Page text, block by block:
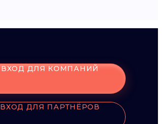
ВХОД ДЛЯ КОМПАНИЙ
ВХОД ДЛЯ ПАРТНЁРОВ